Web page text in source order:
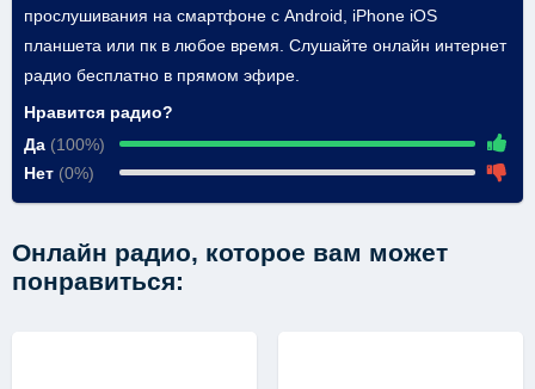
прослушивания на смартфоне с Android, iPhone iOS
планшета или пк в любое время. Слушайте онлайн интернет
радио бесплатно в прямом эфире.
Нравится радио?
Да (100%)
Нет (0%)
Онлайн радио, которое вам может
понравиться: